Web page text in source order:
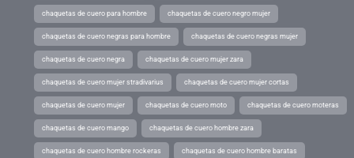
chaquetas de cuero para hombre chaquetas de cuero negro mujer
chaquetas de cuero negras para hombre chaquetas de cuero negras mujer
chaquetas de cuero negra chaquetas de cuero mujer zara
chaquetas de cuero mujer stradivarius chaquetas de cuero mujer cortas
chaquetas de cuero mujer chaquetas de cuero moto chaquetas de cuero moteras
chaquetas de cuero mango chaquetas de cuero hombre zara
chaquetas de cuero hombre rockeras chaquetas de cuero hombre baratas